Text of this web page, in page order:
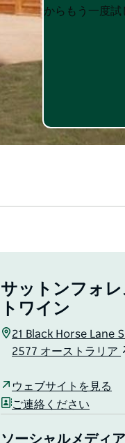
List
List
からもう一度試
サットンフォ
トワイン
21 Black Horse Lane
2577 オーストラリア
ウェブサイトを見る
ご連絡ください
ソーシャルメディ